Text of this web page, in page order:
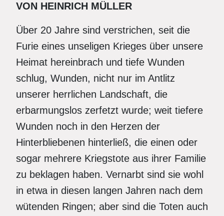
VON HEINRICH MÜLLER
Über 20 Jahre sind verstrichen, seit die
Furie eines unseligen Krieges über unsere
Heimat hereinbrach und tiefe Wunden
schlug, Wunden, nicht nur im Antlitz
unserer herrlichen Landschaft, die
erbarmungslos zerfetzt wurde; weit tiefere
Wunden noch in den Herzen der
Hinterbliebenen hinterließ, die einen oder
sogar mehrere Kriegstote aus ihrer Familie
zu beklagen haben. Vernarbt sind sie wohl
in etwa in diesen langen Jahren nach dem
wütenden Ringen; aber sind die Toten auch